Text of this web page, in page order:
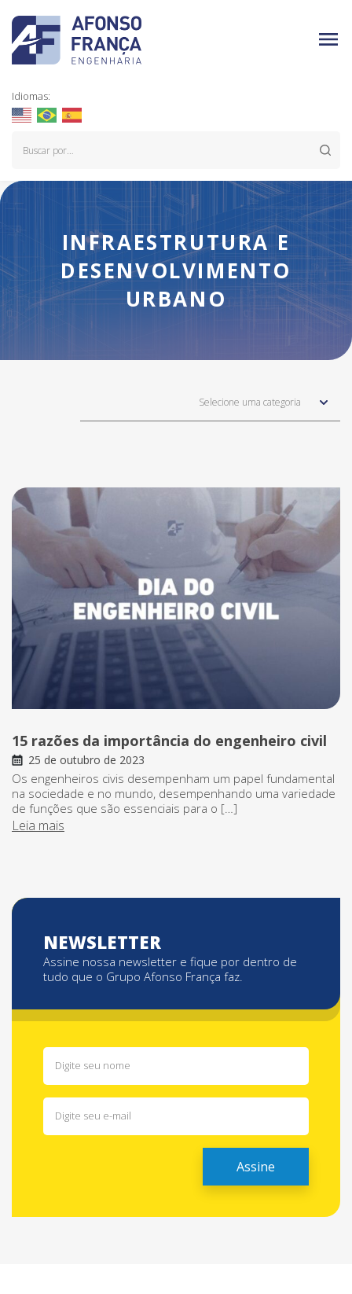
Idiomas:
INFRAESTRUTURA E
DESENVOLVIMENTO
URBANO
Selecione uma categoria
15 razões da importância do engenheiro civil
25 de outubro de 2023
Os engenheiros civis desempenham um papel fundamental
na sociedade e no mundo, desempenhando uma variedade
de funções que são essenciais para o […]
Leia mais
NEWSLETTER
Assine nossa newsletter e fique por dentro de
tudo que o Grupo Afonso França faz.